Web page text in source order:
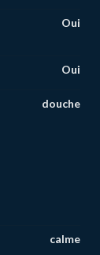
Oui
Oui
douche
calme